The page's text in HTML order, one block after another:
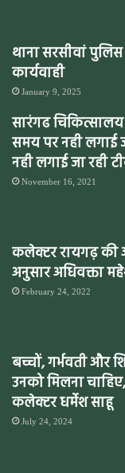
थाना सरसीवां पुलिस
कार्यवाही
January 9, 2025
सारंगढ
समय पर नही लगाई
नही लगाई जा रही
November 16, 2021
कलेक्टर रायगढ़ की
अनुसार अधिवक्ता
February 24, 2022
बच्चों, गर्भवती और
उनको मिलना चाहिए,
कलेक्टर धर्मेश साहू
July 24, 2024